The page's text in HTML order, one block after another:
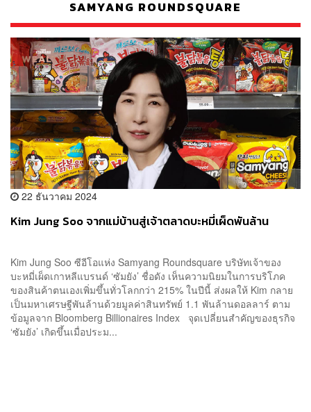
SAMYANG ROUNDSQUARE
22 ธันวาคม 2024
Kim Jung Soo จากแม่บ้านสู่เจ้าตลาดบะหมี่เผ็ดพันล้าน
Kim Jung Soo ซีอีโอแห่ง Samyang Roundsquare บริษัทเจ้าของ
บะหมี่เผ็ดเกาหลีแบรนด์ ‘ซัมยัง’ ชื่อดัง เห็นความนิยมในการบริโภค
ของสินค้าตนเองเพิ่มขึ้นทั่วโลกกว่า 215% ในปีนี้ ส่งผลให้ Kim กลาย
เป็นมหาเศรษฐีพันล้านด้วยมูลค่าสินทรัพย์ 1.1 พันล้านดอลลาร์ ตาม
ข้อมูลจาก Bloomberg Billionaires Index จุดเปลี่ยนสำคัญของธุรกิจ
‘ซัมยัง’ เกิดขึ้นเมื่อประม...